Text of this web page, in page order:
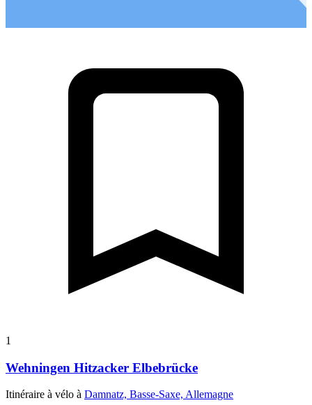
1
Wehningen Hitzacker Elbebrücke
Itinéraire à vélo à Damnatz, Basse-Saxe, Allemagne